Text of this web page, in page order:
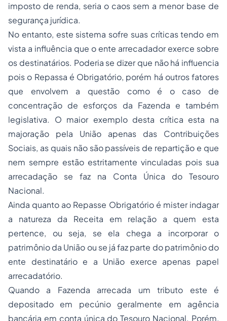
imposto de renda, seria o caos sem a menor base de
segurança jurídica.
No entanto, este sistema sofre suas críticas tendo em
vista a influência que o ente arrecadador exerce sobre
os destinatários. Poderia se dizer que não há influencia
pois o Repassa é Obrigatório, porém há outros fatores
que envolvem a questão como é o caso de
concentração de esforços da Fazenda e também
legislativa. O maior exemplo desta crítica esta na
majoração pela União apenas das Contribuições
Sociais, as quais não são passíveis de repartição e que
nem sempre estão estritamente vinculadas pois sua
arrecadação se faz na Conta Única do Tesouro
Nacional.
Ainda quanto ao Repasse Obrigatório é mister indagar
a natureza da Receita em relação a quem esta
pertence, ou seja, se ela chega a incorporar o
patrimônio da União ou se já faz parte do patrimônio do
ente destinatário e a União exerce apenas papel
arrecadatório.
Quando a Fazenda arrecada um tributo este é
depositado em pecúnio geralmente em agência
bancária em conta única do Tesouro Nacional. Porém,